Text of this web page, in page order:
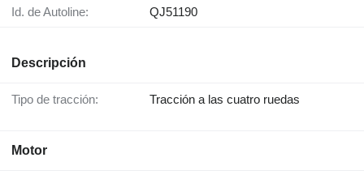
Id. de Autoline: QJ51190
Descripción
Tipo de tracción: Tracción a las cuatro ruedas
Motor